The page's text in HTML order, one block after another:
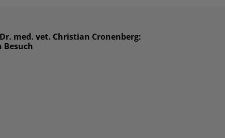
med. vet. Christian Cronenberg:
Besuch